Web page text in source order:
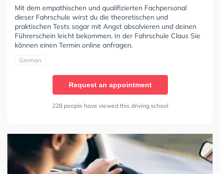
Mit dem empathischen und qualifizierten Fachpersonal
dieser Fahrschule wirst du die theoretischen und
praktischen Tests sogar mit Angst absolvieren und deinen
Führerschein leicht bekommen. In der Fahrschule Claus Sie
können einen Termin online anfragen.
German
Request an appointment
228 people have viewed this driving school